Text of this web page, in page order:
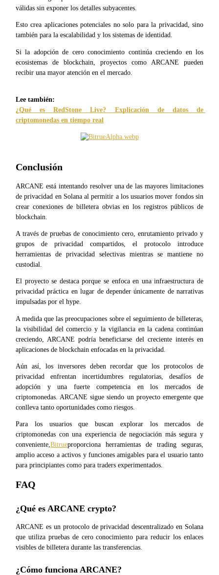
válidas sin exponer los detalles subyacentes.
Esto crea aplicaciones potenciales no solo para la privacidad, sino
también para la escalabilidad y los sistemas de identidad.
Si la adopción de cero conocimiento continúa creciendo en los
ecosistemas de blockchain, proyectos como ARCANE pueden
recibir una mayor atención en el mercado.
¿Qué es RedStone Live? Explicación de datos de
criptomonedas en tiempo real
Conclusión
ARCANE está intentando resolver una de las mayores limitaciones
de privacidad en Solana al permitir a los usuarios mover fondos sin
crear conexiones de billetera obvias en los registros públicos de
blockchain.
A través de pruebas de conocimiento cero, enrutamiento privado y
grupos de privacidad compartidos, el protocolo introduce
herramientas de privacidad selectivas mientras se mantiene no
custodial.
El proyecto se destaca porque se enfoca en una infraestructura de
privacidad práctica en lugar de depender únicamente de narrativas
impulsadas por el hype.
A medida que las preocupaciones sobre el seguimiento de billeteras,
la visibilidad del comercio y la vigilancia en la cadena continúan
creciendo, ARCANE podría beneficiarse del creciente interés en
aplicaciones de blockchain enfocadas en la privacidad.
Aún así, los inversores deben recordar que los protocolos de
privacidad enfrentan incertidumbres regulatorias, desafíos de
adopción y una fuerte competencia en los mercados de
criptomonedas. ARCANE sigue siendo un proyecto emergente que
conlleva tanto oportunidades como riesgos.
Para los usuarios que buscan explorar los mercados de
criptomonedas con una experiencia de negociación más segura y
conveniente,Bitrueproporciona herramientas de trading seguras,
amplio acceso a activos y funciones amigables para el usuario tanto
para principiantes como para traders experimentados.
FAQ
¿Qué es ARCANE crypto?
ARCANE es un protocolo de privacidad descentralizado en Solana
que utiliza pruebas de cero conocimiento para reducir los enlaces
visibles de billetera durante las transferencias.
¿Cómo funciona ARCANE?